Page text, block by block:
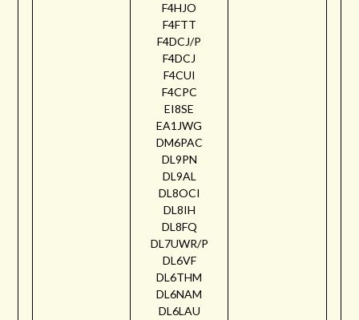
F4HJO
F4FTT
F4DCJ/P
F4DCJ
F4CUI
F4CPC
EI8SE
EA1JWG
DM6PAC
DL9PN
DL9AL
DL8OCI
DL8IH
DL8FQ
DL7UWR/P
DL6VF
DL6THM
DL6NAM
DL6LAU